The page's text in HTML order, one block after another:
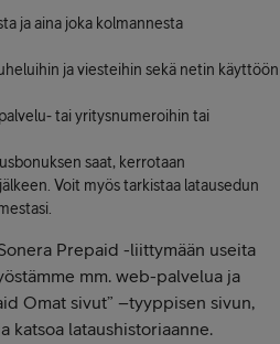
ja aina joka kolmannesta
ja viesteihin sekä netin käyttöön
tai yritysnumeroihin tai
saat, kerrotaan
Voit myös tarkistaa latausedun
Prepaid -liittymään useita
mm. web-palvelua ja
Omat sivut” –tyyppisen sivun,
katsoa lataushistoriaanne.